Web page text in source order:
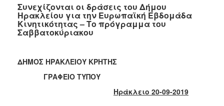
2022
2021
2020
2018
2017
Συνεχίζονται οι δράσεις του Δήμου
Ηρακλείου για την Ευρωπαϊκή Εβδομάδα
Κινητικότητας – Το πρόγραμμα του
Σαββατοκύριακου
ΔΗΜΟΣ ΗΡΑΚΛΕΙΟΥ ΚΡΗΤΗΣ
ΓΡΑΦΕΙΟ ΤΥΠΟΥ
Ηράκλειο 20-09-2019